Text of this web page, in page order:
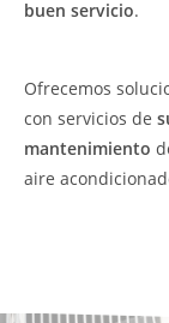
buen servicio.
Ofrecemos
con servicios de
mantenimiento
aire